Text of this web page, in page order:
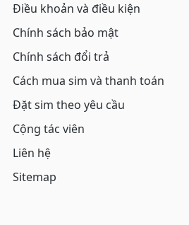
Điều khoản và điều kiện
Chính sách bảo mật
Chính sách đổi trả
Cách mua sim và thanh toán
Đặt sim theo yêu cầu
Cộng tác viên
Liên hệ
Sitemap